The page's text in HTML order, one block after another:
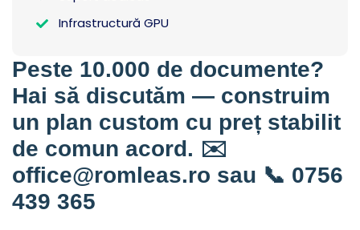
Infrastructură GPU
Peste 10.000 de documente?
Hai să discutăm — construim
un plan custom cu preț stabilit
de comun acord. ✉️
office@romleas.ro sau 📞 0756
439 365